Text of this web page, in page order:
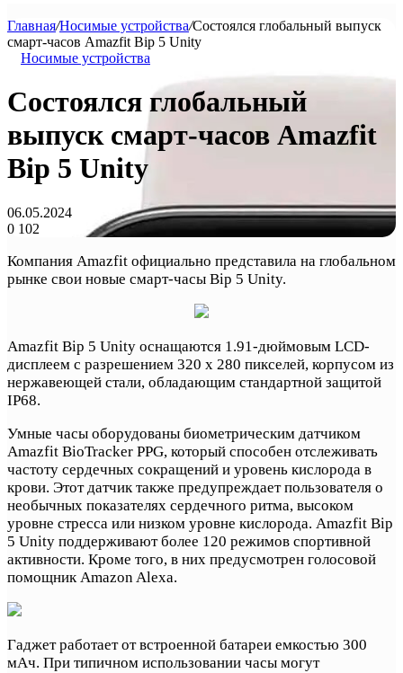
Главная/Носимые устройства/Состоялся глобальный выпуск
смарт-часов Amazfit Bip 5 Unity
Носимые устройства
Состоялся глобальный
выпуск смарт-часов Amazfit
Bip 5 Unity
06.05.2024
0 102
Компания Amazfit официально представила на глобальном
рынке свои новые смарт-часы Bip 5 Unity.
Amazfit Bip 5 Unity оснащаются 1.91-дюймовым LCD-
дисплеем с разрешением 320 х 280 пикселей, корпусом из
нержавеющей стали, обладающим стандартной защитой
IP68.
Умные часы оборудованы биометрическим датчиком
Amazfit BioTracker PPG, который способен отслеживать
частоту сердечных сокращений и уровень кислорода в
крови. Этот датчик также предупреждает пользователя о
необычных показателях сердечного ритма, высоком
уровне стресса или низком уровне кислорода. Amazfit Bip
5 Unity поддерживают более 120 режимов спортивной
активности. Кроме того, в них предусмотрен голосовой
помощник Amazon Alexa.
Гаджет работает от встроенной батареи емкостью 300
мАч. При типичном использовании часы могут